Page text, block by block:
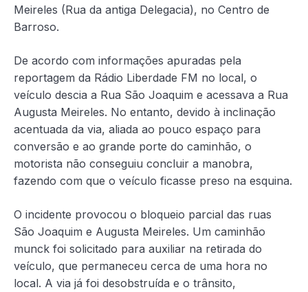
Meireles (Rua da antiga Delegacia), no Centro de
Barroso.
De acordo com informações apuradas pela
reportagem da Rádio Liberdade FM no local, o
veículo descia a Rua São Joaquim e acessava a Rua
Augusta Meireles. No entanto, devido à inclinação
acentuada da via, aliada ao pouco espaço para
conversão e ao grande porte do caminhão, o
motorista não conseguiu concluir a manobra,
fazendo com que o veículo ficasse preso na esquina.
O incidente provocou o bloqueio parcial das ruas
São Joaquim e Augusta Meireles. Um caminhão
munck foi solicitado para auxiliar na retirada do
veículo, que permaneceu cerca de uma hora no
local. A via já foi desobstruída e o trânsito,